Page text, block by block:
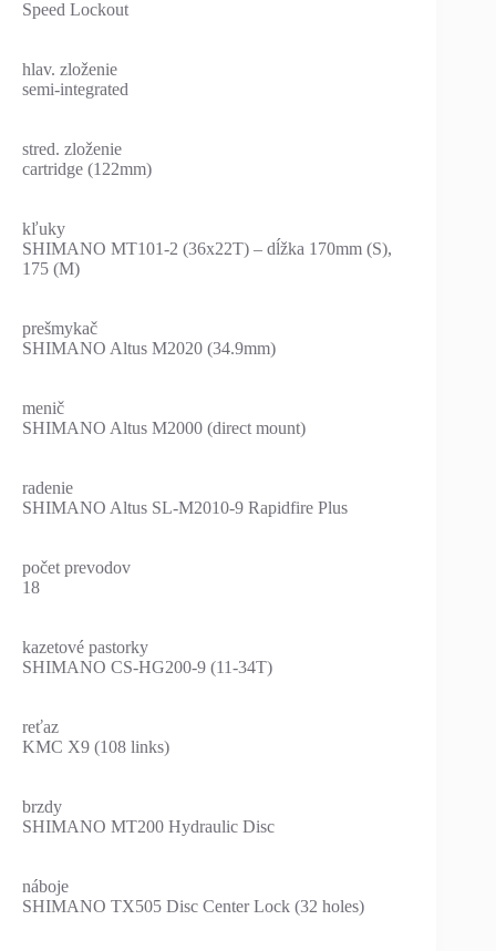
Speed Lockout
hlav. zloženie
semi-integrated
stred. zloženie
cartridge (122mm)
kľuky
SHIMANO MT101-2 (36x22T) – dĺžka 170mm (S),
175 (M)
prešmykač
SHIMANO Altus M2020 (34.9mm)
menič
SHIMANO Altus M2000 (direct mount)
radenie
SHIMANO Altus SL-M2010-9 Rapidfire Plus
počet prevodov
18
kazetové pastorky
SHIMANO CS-HG200-9 (11-34T)
reťaz
KMC X9 (108 links)
brzdy
SHIMANO MT200 Hydraulic Disc
náboje
SHIMANO TX505 Disc Center Lock (32 holes)